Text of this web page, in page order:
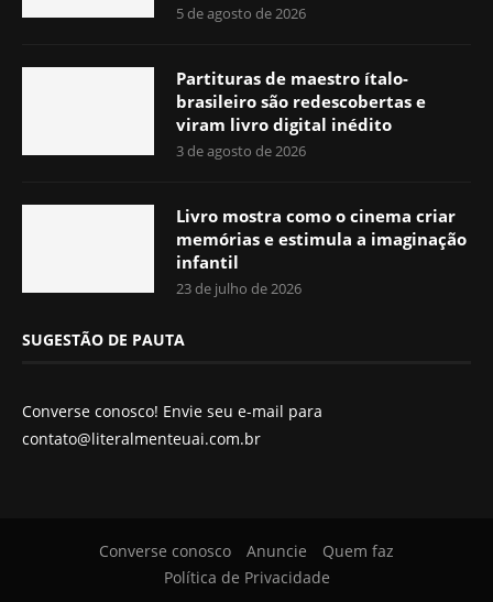
5 de agosto de 2026
Partituras de maestro ítalo-
brasileiro são redescobertas e
viram livro digital inédito
3 de agosto de 2026
Livro mostra como o cinema criar
memórias e estimula a imaginação
infantil
23 de julho de 2026
SUGESTÃO DE PAUTA
Converse conosco! Envie seu e-mail para
contato@literalmenteuai.com.br
Converse conosco Anuncie
Quem faz
Política de Privacidade